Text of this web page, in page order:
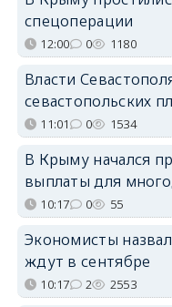
спецоперации
12:00 0 1180
Власти
севастопольских
11:01 0 1534
В Крыму начался
выплаты для
10:17 0 55
Экономисты
ждут в сентябре
10:17 2 2553